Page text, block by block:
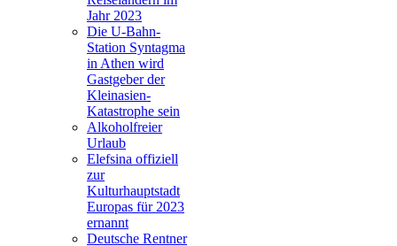
Jahr 2023
Die U-Bahn-
Station Syntagma
in Athen wird
Gastgeber der
Kleinasien-
Katastrophe sein
Alkoholfreier
Urlaub
Elefsina offiziell
zur
Kulturhauptstadt
Europas für 2023
ernannt
Deutsche Rentner